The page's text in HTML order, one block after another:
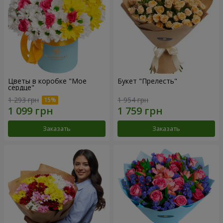
Цветы в коробке "Мое
сердце"
1 293 грн
Заказать
Букет "Прелесть"
1 954 грн
Заказать